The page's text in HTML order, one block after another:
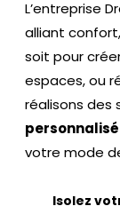
L’entreprise
alliant
soit pour
espaces, ou
réalisons des
votre mode
Isolez